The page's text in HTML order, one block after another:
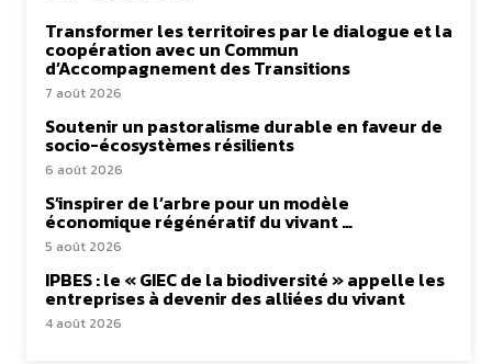
Transformer les territoires par le dialogue et la
coopération avec un Commun
d’Accompagnement des Transitions
7 août 2026
Soutenir un pastoralisme durable en faveur de
socio-écosystèmes résilients
6 août 2026
S’inspirer de l’arbre pour un modèle
économique régénératif du vivant …
5 août 2026
IPBES : le « GIEC de la biodiversité » appelle les
entreprises à devenir des alliées du vivant
4 août 2026